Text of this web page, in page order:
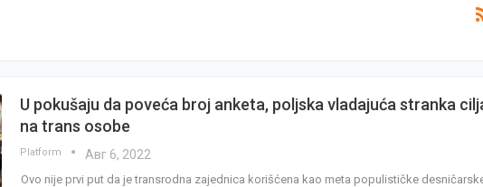
U pokušaju da poveća broj anketa, poljska vladajuća stranka
na trans osobe
Platform Авг 6, 2022
Ovo nije prvi put da je transrodna zajednica korišćena kao meta populističke